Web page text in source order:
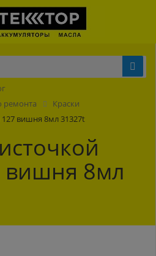
ремонта
Краски
127 вишня 8мл 31327t
вишня 8мл